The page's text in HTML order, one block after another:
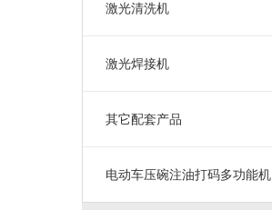
激光清洗机
激光焊接机
其它配套产品
电动车压碗注油打码多功能机